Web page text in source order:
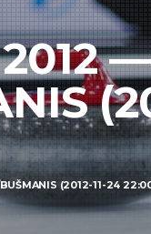
(2012-11-24